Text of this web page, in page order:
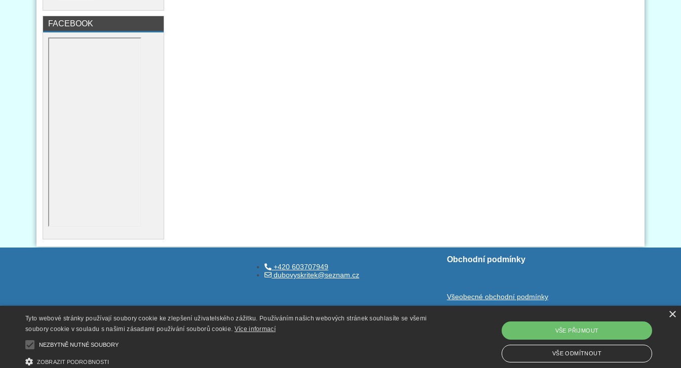
FACEBOOK
+420 603707949
dubovyskritek@seznam.cz
Obchodní podmínky
Všeobecné obchodní podmínky
Odstoupení od smlouvy
×
Tyto webové stránky používají soubory cookie ke zlepšení uživatelského zážitku. Používáním našich webových stránek souhlasíte se všemi
soubory cookie v souladu s našimi zásadami používání souborů cookie. Více informací
NEZBYTNĚ NUTNÉ SOUBORY
ZOBRAZIT PODROBNOSTI
VŠE PŘIJMOUT
VŠE ODMÍTNOUT